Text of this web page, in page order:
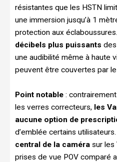
résistantes que les HSTN
une immersion jusqu’à 1
protection aux
décibels plus puissants
une audibilité même à haute
peuvent être couvertes par
Point notable :
les verres correcteurs, les
aucune option de
d’emblée certains
central de la caméra sur les
prises de vue POV comparé